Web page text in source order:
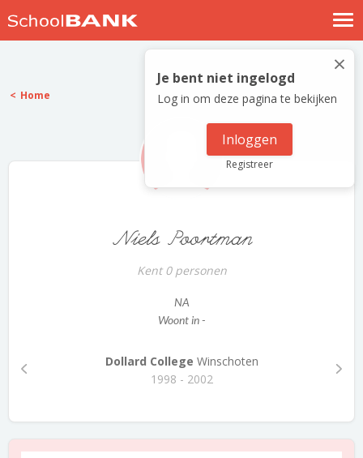
Nostalgische verhalen
Log in
Meld je gratis aan
×
Je bent niet ingelogd
Log in om deze pagina te bekijken
Inloggen
Registreer
Home
Niels Poortman
Kent 0 personen
NA
Woont in -
Dollard College Winschoten
1998 - 2002